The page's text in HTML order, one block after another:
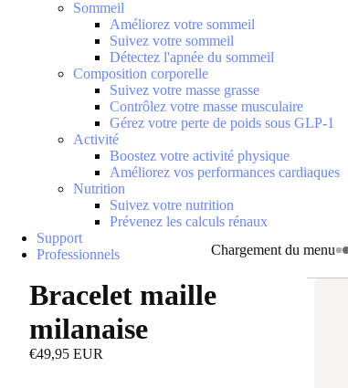
Chargement du menu
Sommeil
Améliorez votre sommeil
Suivez votre sommeil
Détectez l'apnée du sommeil
Composition corporelle
Suivez votre masse grasse
Contrôlez votre masse musculaire
Gérez votre perte de poids sous GLP-1
Activité
Boostez votre activité physique
Améliorez vos performances cardiaques
Nutrition
Suivez votre nutrition
Prévenez les calculs rénaux
Support
Professionnels
Bracelet maille
milanaise
€49,95 EUR